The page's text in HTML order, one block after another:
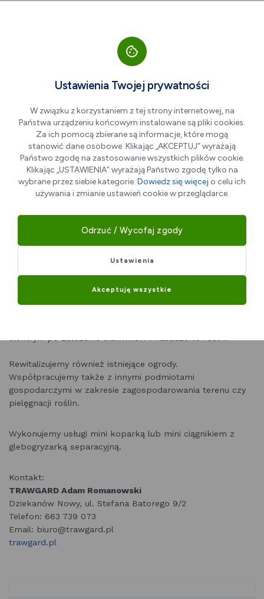
TRAWGARD Adam
Moja firma zajmuje się szeroko pojętym
zagospodarowaniem terenów zielonych.
Większość moich inwestorów to osoby prywatne, którym
projektujemy i zakładamy ogrody od podstaw, zaczynając
elektryki po założenie trawników i nasadzenie roślin.
Rewitalizujemy również istniejące ogrody.
Współpracujemy także z innymi podmiotami
gospodarczymi w zakresie zagospodarowania terenu czy
pielęgnacji roślin.
Wykonujemy usługi mini koparką lub mini ciągnikiem z
glebogryzarką separacyjną.
Kontakt:
TRAWGARD Adam Romanowski
Dziekanów Nowy, ul. Stefana Batorego 9/2
Telefon: 663 739 073
Email: biuro@trawgard.pl
trawgard.pl
Ustawienia Twojej prywatności
W związku z korzystaniem z tej strony internetowej, na
Państwa urządzeniu końcowym instalowane są pliki cookies.
Za ich pomocą zbierane są informacje, które mogą
stanowić dane osobowe. Klikając „AKCEPTUJ” wyrażają
Państwo zgodę na zastosowanie wszystkich plików cookie.
Klikając „USTAWIENIA” wyrażają Państwo zgodę tylko na
wybrane przez siebie kategorie. Dowiedz się więcej o celu ich
używania i zmianie ustawień cookie w przeglądarce.
Odrzuć / Wycofaj zgody
Ustawienia
Akceptuję wszystkie